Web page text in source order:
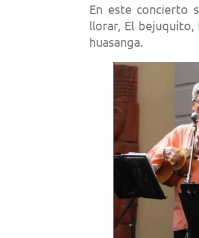
En este concierto
llorar, El bejuquito,
huasanga.